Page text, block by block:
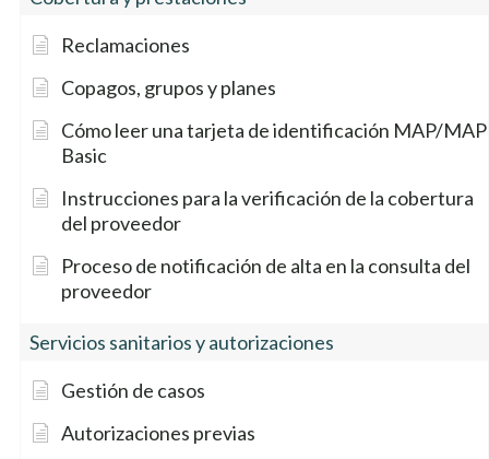
Reclamaciones
Copagos, grupos y planes
Cómo leer una tarjeta de identificación MAP/MAP
Basic
Instrucciones para la verificación de la cobertura
del proveedor
Proceso de notificación de alta en la consulta del
proveedor
Servicios sanitarios y autorizaciones
Gestión de casos
Autorizaciones previas